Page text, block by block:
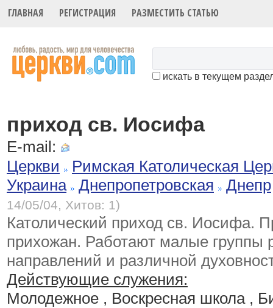
ГЛАВНАЯ РЕГИСТРАЦИЯ РАЗМЕСТИТЬ СТАТЬЮ
искать в текущем
приход св. Иосифа
E-mail:
Церкви
Римская Католическая
Украина
Днепропетровская Днепр
14/05/04, Хитов: 1)
Католический приход св. Иосифа.
прихожан. Работают малые группы
направлений и различной
Действующие служения:
Молодежное , Воскресная школа ,